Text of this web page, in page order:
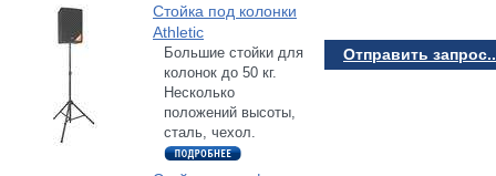
Стойка под колонки
Athletic
Большие стойки для
колонок до 50 кг.
Несколько
положений высоты,
сталь, чехол.
Отправить